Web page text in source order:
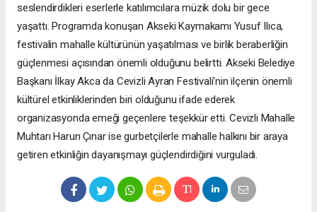
seslendirdikleri eserlerle katılımcılara müzik dolu bir gece
yaşattı. Programda konuşan Akseki Kaymakamı Yusuf Ilıca,
festivalin mahalle kültürünün yaşatılması ve birlik beraberliğin
güçlenmesi açısından önemli olduğunu belirtti. Akseki Belediye
Başkanı İlkay Akca da Cevizli Ayran Festivali'nin ilçenin önemli
kültürel etkinliklerinden biri olduğunu ifade ederek
organizasyonda emeği geçenlere teşekkür etti. Cevizli Mahalle
Muhtarı Harun Çınar ise gurbetçilerle mahalle halkını bir araya
getiren etkinliğin dayanışmayı güçlendirdiğini vurguladı.